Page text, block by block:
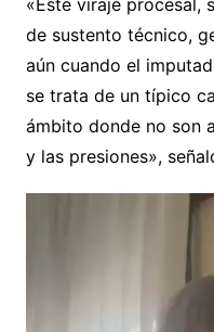
«Este viraje procesal,
de sustento técnico,
aún cuando el
se trata de un típico
ámbito donde no son
y las presiones»,